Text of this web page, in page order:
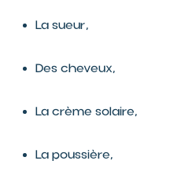
La sueur,
Des cheveux,
La crème solaire,
La poussière,